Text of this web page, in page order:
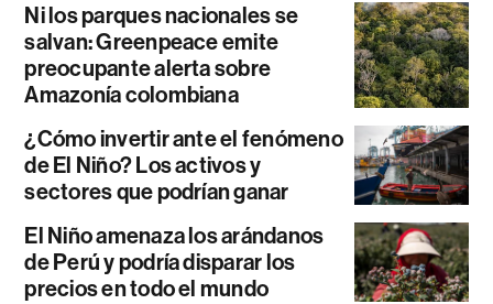
Ni los parques nacionales se
salvan: Greenpeace emite
preocupante alerta sobre
Amazonía colombiana
¿Cómo invertir ante el fenómeno
de El Niño? Los activos y
sectores que podrían ganar
El Niño amenaza los arándanos
de Perú y podría disparar los
precios en todo el mundo